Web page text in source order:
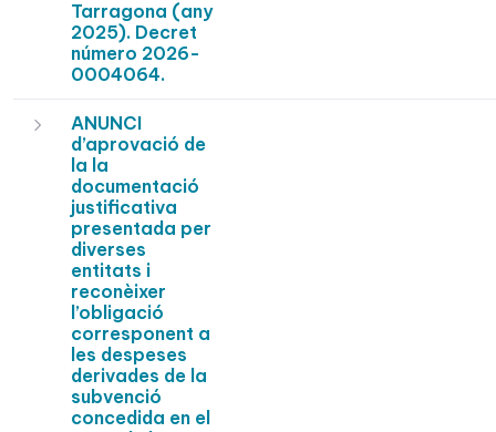
Tarragona (any
2025). Decret
número 2026-
0004064.
ANUNCI
d’aprovació de
la la
documentació
justificativa
presentada per
diverses
entitats i
reconèixer
l’obligació
corresponent a
les despeses
derivades de la
subvenció
concedida en el